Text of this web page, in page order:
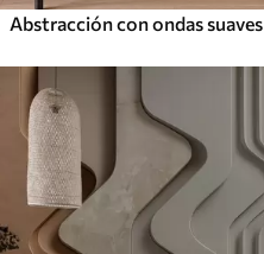
Abstracción con ondas suaves